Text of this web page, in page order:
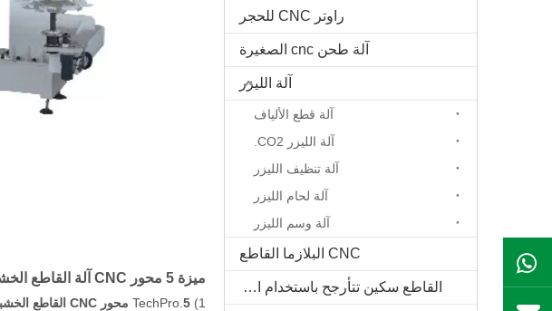
ميزة 5 محور CNC آلة القاطع الخشب
1) TechPro. 5 محور CNC القاطع الخشب
راوتر CNC للحجر
آلة طحن cnc الصغيرة
آلة الليزر
آلة قطع الألياف
آلة الليزر CO2.
آلة تنظيف الليزر
آلة لحام الليزر
آلة وسم الليزر
CNC البلازما القاطع
القاطع سكين تتأرجح باستخدام الحاسب الآلي